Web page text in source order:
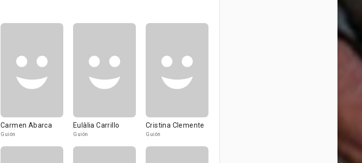
Carmen Abarca
Guión
Eulàlia Carrillo
Guión
Cristina Clemente
Guión